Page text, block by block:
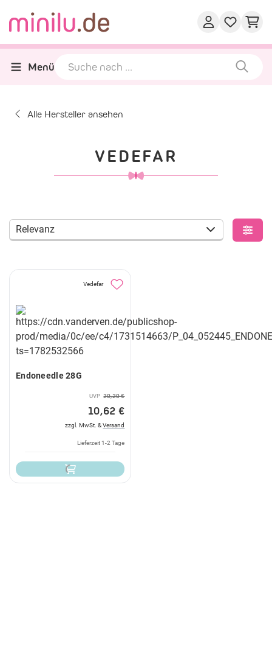
Menü
Alle Hersteller ansehen
VEDEFAR
Relevanz
Vedefar
Endoneedle 28G
UVP 20,20 €
10,62 €
zzgl. MwSt. &Versand
Lieferzeit 1-2 Tage